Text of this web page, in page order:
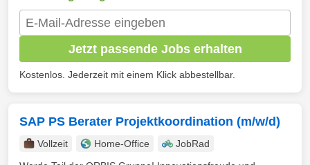
Jetzt passende Jobs erhalten
Kostenlos. Jederzeit mit einem Klick abbestellbar.
SAP PS Berater Projektkoordination (m/w/d)
Vollzeit Home-Office
JobRad